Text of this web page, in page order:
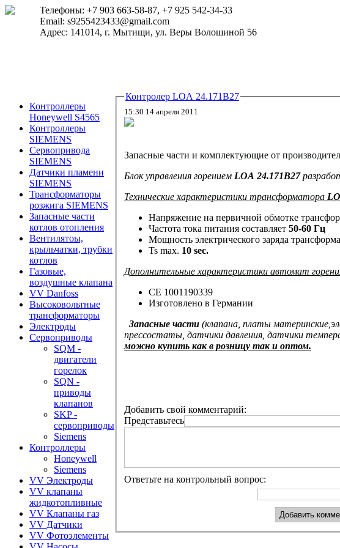
Телефоны: +7 903 663-58-87, +7 925 542-34-33
Email: s9255423433@gmail.com
Адрес: 141014, г. Мытищи, ул. Веры Волошиной 56
Контроллеры
Honeywell S4565
Контроллеры
SIEMENS
Сервопривода
SIEMENS
Датчики пламени
SIEMENS
Трансформаторы
розжига SIEMENS
Запасные части
котлов отопления
Вентилятоы,
крыльчатки, трубки
котлов
Газовые,
воздушные клапана
VV Danfoss
Высоковольтные
трансформаторы
Электроды
Сервоприводы
SQM -
двигатели
горелок
SQN -
приводы
клапанов
SKP -
сервоприводы
Siemens
Контроллеры
Honeywell
Siemens
VV Электроды
VV клапаны
жидкотопливные
VV Клапаны газ
VV Датчики
VV Фотоэлементы
Контролер LOA 24.171B27
15:30 14 апреля 2011
Запасные части и комплектующие от
Блок управления горением LOA 24.171B27
Технические характеристики трансформатора
Напряжение на первичной обмотке
Частота тока питания составляет 50-60 Гц
Мощность электрического заряда
Ts max. 10 sec.
Дополнительные характеристики автомат
CE 1001190339
Изготовлено в Германии
Запасные части (клапана, платы
прессостаты, датчики давления, датчики
можно купить как в розницу так и оптом.
Добавить свой комментарий:
Представьтесь
Ответьте на контрольный вопрос: